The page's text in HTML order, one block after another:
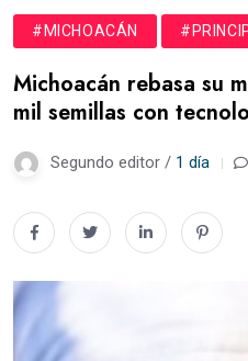
#MICHOACÁN
Michoacán rebasa su
mil semillas con
Segundo editor / 1 día